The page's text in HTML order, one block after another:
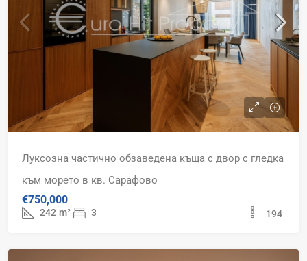
Луксозна частично обзаведена къща с двор с гледка
към морето в кв. Сарафово
€750,000
242 m² 3 194